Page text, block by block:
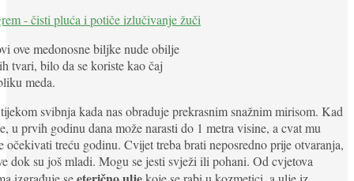
ove medonosne biljke nude obilje
tvari, bilo da se koriste kao čaj
meda.
svibnja kada nas obraduje prekrasnim snažnim mirisom. Kad
u prvih godinu dana može narasti do 1 metra visine, a cvat mu
očekivati treću godinu. Cvijet treba brati neposredno prije otvaranja,
dok su još mladi. Mogu se jesti svježi ili pohani. Od cvjetova